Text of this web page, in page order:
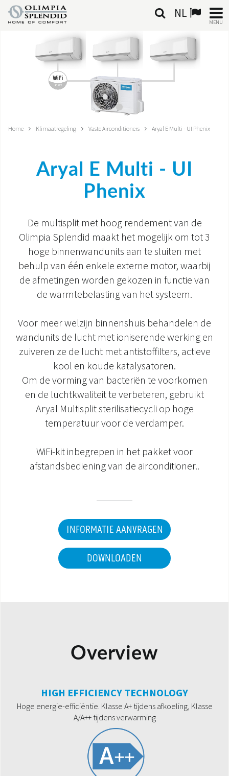
NL
MENU
KLIMAATREGELING
GEÏNTEGREERDE SYSTEMEN
WERELD OS
DOCUMENTATIE PRODUCTEN
Home Klimaatregeling Vaste Airconditioners Aryal E Multi - UI Phenix
Aryal E Multi - UI
Phenix
De multisplit met hoog rendement van de
Olimpia Splendid maakt het mogelijk om tot 3
hoge binnenwandunits aan te sluiten met
behulp van één enkele externe motor, waarbij
de afmetingen worden gekozen in functie van
de warmtebelasting van het systeem.
Voor meer welzijn binnenshuis behandelen de
wandunits de lucht met ioniserende werking en
zuiveren ze de lucht met antistoffilters, actieve
kool en koude katalysatoren.
Om de vorming van bacteriën te voorkomen
en de luchtkwaliteit te verbeteren, gebruikt
Aryal Multisplit sterilisatiecycli op hoge
temperatuur voor de verdamper.
WiFi-kit inbegrepen in het pakket voor
afstandsbediening van de airconditioner..
INFORMATIE AANVRAGEN
DOWNLOADEN
Overview
HIGH EFFICIENCY TECHNOLOGY
Hoge energie-efficiëntie. Klasse A+ tijdens afkoeling, Klasse
A/A++ tijdens verwarming